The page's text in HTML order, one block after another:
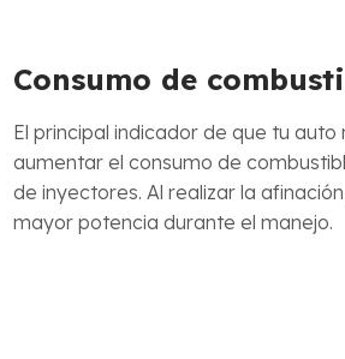
Consumo de
El principal indicador de que tu
aumentar el consumo de
de inyectores. Al realizar la
mayor potencia durante el manejo.